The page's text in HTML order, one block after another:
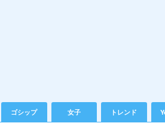
ゴシップ 女子 トレンド